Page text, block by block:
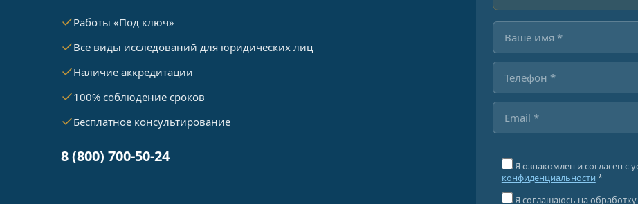
Работы «Под ключ»
Все виды исследований для юридических лиц
Наличие аккредитации
100% соблюдение сроков
Бесплатное консультирование
8 (800) 700-50-24
Я ознакомлен и согласен с
конфиденциальности *
Я соглашаюсь на